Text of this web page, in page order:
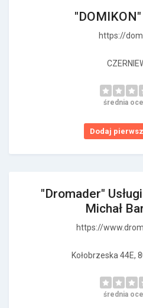
"DOMIKON"
https://
średnia
Dodaj
"Dromader"
Michał
https://
Kołobrzeska 44E,
średnia